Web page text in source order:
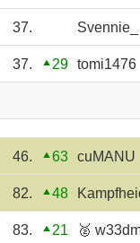
37.
37. 29 tomi1476
46. 63 cuMANU
82. 48
83. 21 🥈